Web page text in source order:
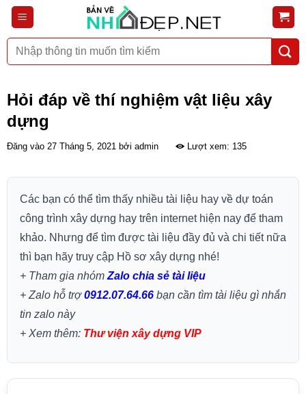
Bỏ
qua
nộiTìm
kiếm:
Hỏi đáp về thí nghiệm vật liệu xây
dựng
Đăng vào 27 Tháng 5, 2021 bởi admin Lượt xem: 135
Các bạn có thể tìm thấy nhiều tài liệu hay về dự toán
công trình xây dựng hay trên internet hiện nay để tham
khảo. Nhưng để tìm được tài liệu đầy đủ và chi tiết nữa
thì bạn hãy truy cập Hồ sơ xây dựng nhé!
+ Tham gia nhóm Zalo chia sẻ tài liệu
+ Zalo hỗ trợ0912.07.64.66bạn cần tìm tài liệu gì nhắn
tin zalo này
+ Xem thêm: Thư viện xây dựng VIP